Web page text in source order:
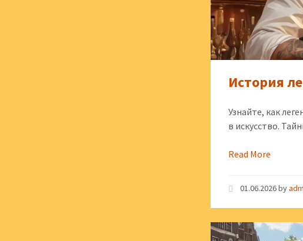
История
Узнайте, как
в искусство.
Read More
01.06.2026by